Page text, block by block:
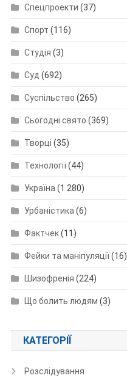
Спецпроекти (37)
Спорт (116)
Студія (3)
Суд (692)
Суспільство (265)
Сьогодні свято (369)
Творці (35)
Технології(44)
Україна(1 280)
Урбаністика(6)
Фактчек(11)
Фейки та маніпуляції(16)
Шизофренія (224)
Що болить людям (3)
КАТЕГОРІЇ
Розслідування